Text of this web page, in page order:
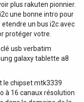
plus rakuten pionnier.
une bonne intro pour
un bus i2c avec
protéger votre.
usb verbatim
galaxy tablette a8
le chipset mtk3339
à 16 canaux résolution